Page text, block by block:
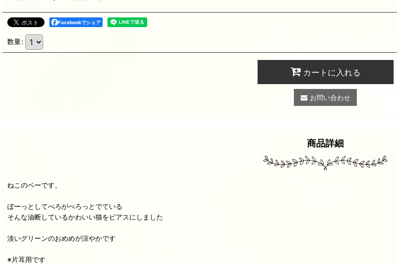
Facebookでシェア
数量:
カートに入れる
お問い合わせ
商品詳細
ねこのベーです。
ぼーっとしてべろがぺろっとでている
そんな油断しているかわいい猫をピアスにしました
淡いグリーンのおめめが涼やかです
※片耳用です